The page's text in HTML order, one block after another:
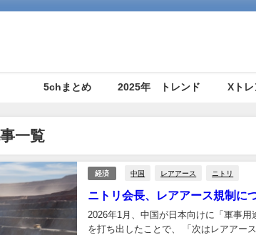
5chまとめ 2025年 トレンド Xトレ
一覧
経済 中国 レアアース ニトリ
ニトリ会長、レアアース規制に
2026年1月、中国が日本向けに「軍事
を打ち出したことで、 「次はレアアー